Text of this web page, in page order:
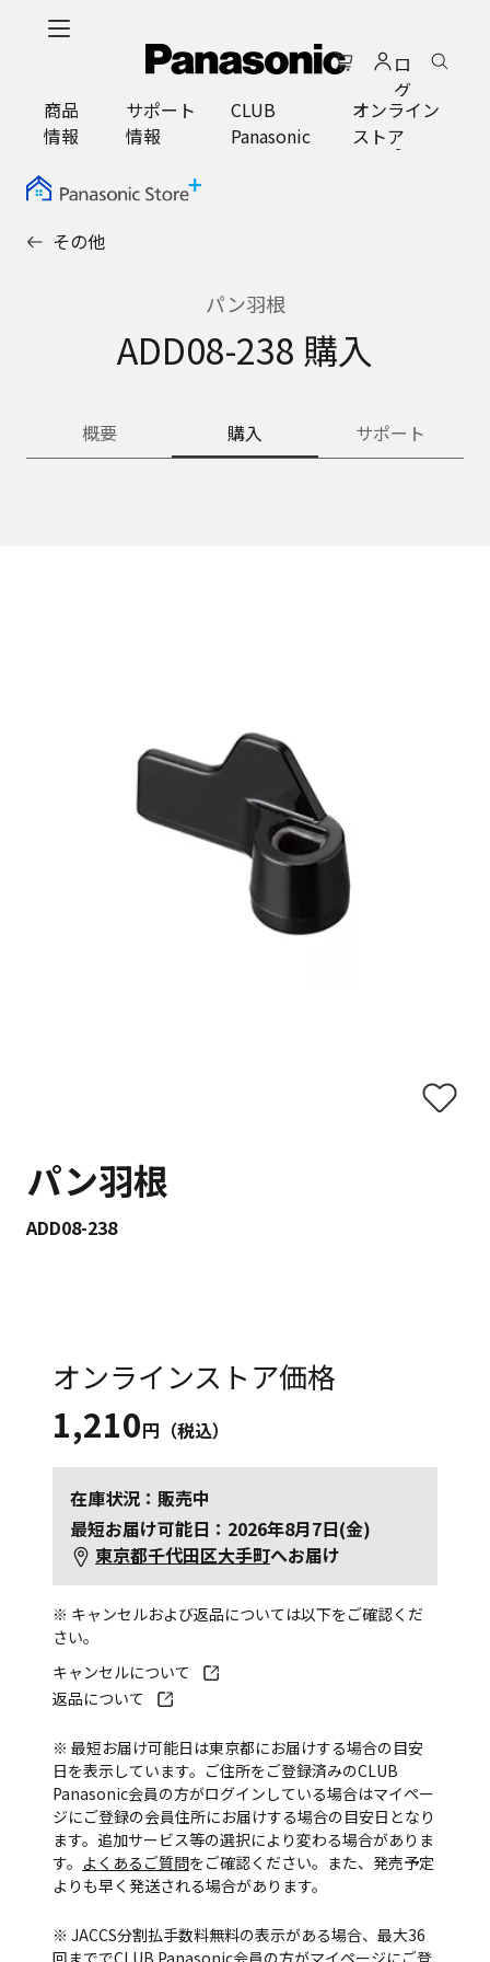
ロ
グ
イ
ン
商品
情報
サポート
情報
CLUB
Panasonic
オンライン
ストア
その他
パン羽根
ADD08-238 購入
概要 購入 サポート
パン羽根
ADD08-238
オンラインストア価格
1,210円（税込）
在庫状況：販売中
最短お届け可能日：2026年8月7日(金)
東京都千代田区大手町へお届け
※ キャンセルおよび返品については以下をご確認くだ
さい。
キャンセルについて
返品について
※ 最短お届け可能日は東京都にお届けする場合の目安
日を表示しています。ご住所をご登録済みのCLUB
Panasonic会員の方がログインしている場合はマイペー
ジにご登録の会員住所にお届けする場合の目安日となり
ます。追加サービス等の選択により変わる場合がありま
す。 よくあるご質問をご確認ください。また、発売予定
よりも早く発送される場合があります。
※ JACCS分割払手数料無料の表示がある場合、最大36
回まででCLUB Panasonic会員の方がマイページにご登